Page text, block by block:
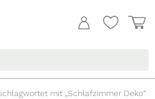
mit „Schlafzimmer Deko“